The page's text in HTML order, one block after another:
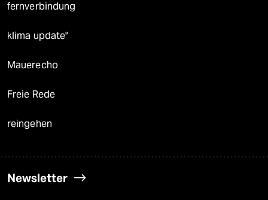
fernverbindung
klima update°
Mauerecho
Freie Rede
reingehen
Newsletter